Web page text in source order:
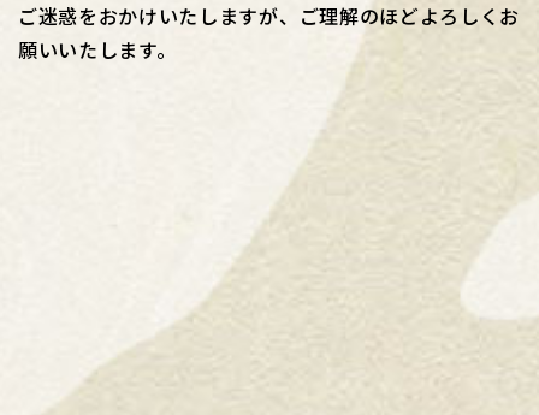
ご迷惑をおかけいたしますが、ご理解のほどよろしくお
願いいたします。